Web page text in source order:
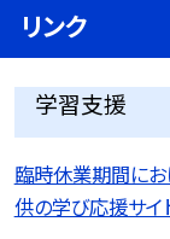
リンク
学習支援
臨時休業期間にお
供の学び応援サイ